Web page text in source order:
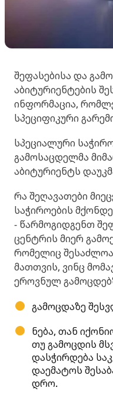
შეფასებისა და
აბიტურიენტების
ინფორმაცია,
სპეციფიკური
სპეციალური
გამოსაცდელმა
აბიტურიენტს
რა შეღავათები
საჭიროების
- წარმოგიდგენთ
ცენტრის მიერ
რომელიც
მათთვის, ვინც
ეროვნულ
გამოცდაზე
ნება, თან
თუ გამოცდის
დასჭირდება
დაემატოს
დრო.